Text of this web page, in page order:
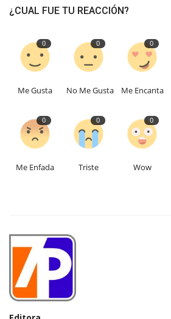
¿CUAL FUE TU REACCIÓN?
0
Me Gusta
0
No Me Gusta
0
Me Encanta
0
Me Enfada
0
Triste
0
Wow